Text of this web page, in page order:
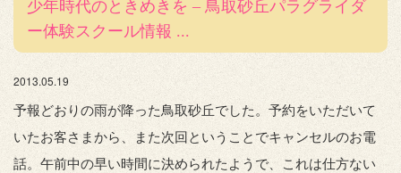
少年時代のときめきを – 鳥取砂丘パラグライダ
ー体験スクール情報 ...
2013.05.19
予報どおりの雨が降った鳥取砂丘でした。予約をいただいて
いたお客さまから、また次回ということでキャンセルのお電
話。午前中の早い時間に決められたようで、これは仕方ない